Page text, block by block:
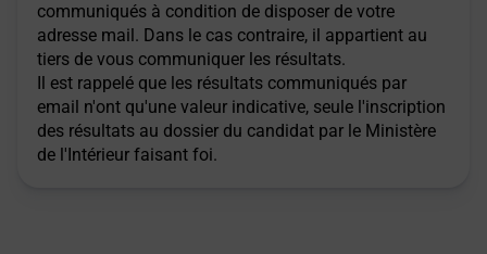
communiqués à condition de disposer de votre
adresse mail. Dans le cas contraire, il appartient au
tiers de vous communiquer les résultats.
Il est rappelé que les résultats communiqués par
email n'ont qu'une valeur indicative, seule l'inscription
des résultats au dossier du candidat par le Ministère
de l'Intérieur faisant foi.